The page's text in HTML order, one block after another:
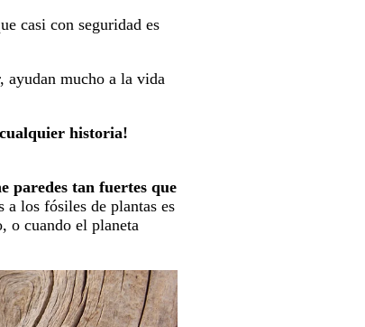
casi con seguridad es
ayudan mucho a la vida
historia!
paredes tan fuertes que
a los fósiles de plantas es
o cuando el planeta